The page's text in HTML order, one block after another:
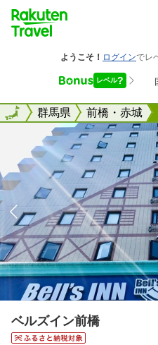
全国群馬県 前橋・赤城
全国
ベルズイン前橋